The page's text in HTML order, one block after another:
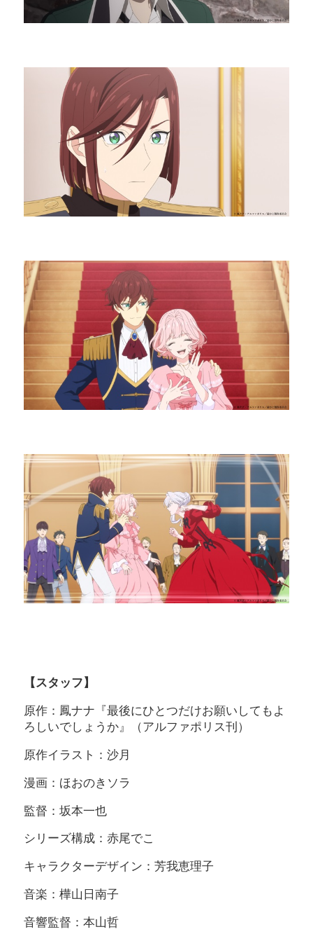
【スタッフ】
原作：鳳ナナ『最後にひとつだけお願いしてもよ
ろしいでしょうか』（アルファポリス刊）
原作イラスト：沙月
漫画：ほおのきソラ
監督：坂本一也
シリーズ構成：赤尾でこ
キャラクターデザイン：芳我恵理子
音楽：樺山日南子
音響監督：本山哲